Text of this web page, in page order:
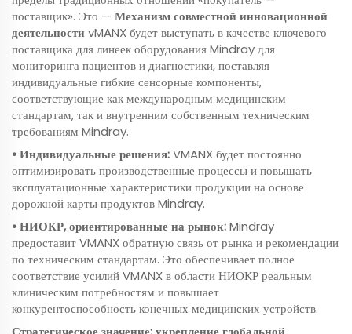
поставщик». Это — Механизм совместной инновационной
деятельности vMANX будет выступать в качестве ключевого
поставщика для линеек оборудования Mindray для
мониторинга пациентов и диагностики, поставляя
индивидуальные гибкие сенсорные компоненты,
соответствующие как международным медицинским
стандартам, так и внутренним собственным техническим
требованиям Mindray.
• Индивидуальные решения:VMANX будет постоянно
оптимизировать производственные процессы и повышать
эксплуатационные характеристики продукции на основе
дорожной карты продуктов Mindray.
• НИОКР, ориентированные на рынок:Mindray
предоставит VMANX обратную связь от рынка и рекомендации
по техническим стандартам. Это обеспечивает полное
соответствие усилий VMANX в области НИОКР реальным
клиническим потребностям и повышает
конкурентоспособность конечных медицинских устройств.